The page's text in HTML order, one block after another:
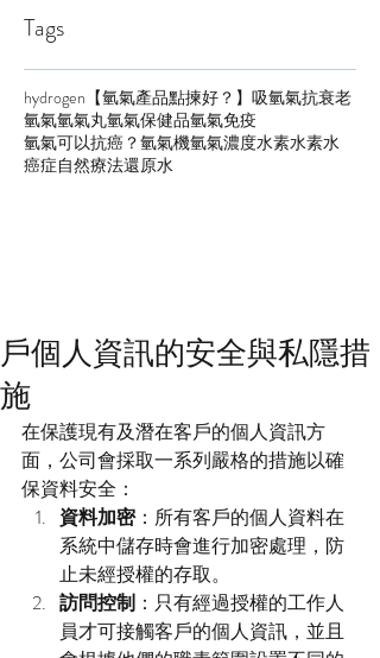
Tags
hydrogen 【氫氣產品點揀好？】 吸氫氣抗衰老
氫氣氫氣丸氫氣保健品氫氣免疫
氫氣可以抗癌？氫氣機氫氣濃度水素水素水
癌症自然療法還原水
戶個人資訊的安全與私隱措
施
在保護現有及潛在客戶的個人資訊方
面，公司會採取一系列嚴格的措施以確
保資料安全：
資料加密：所有客戶的個人資料在
系統中儲存時會進行加密處理，防
止未經授權的存取。
訪問控制 ：只有經過授權的工作人
員才可接觸客戶的個人資訊，並且